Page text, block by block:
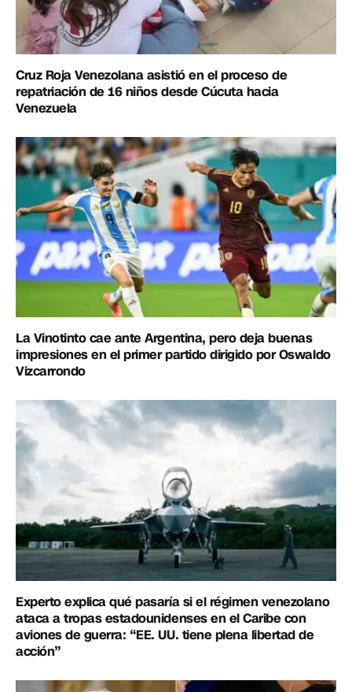
Cruz Roja Venezolana asistió en el proceso de
repatriación de 16 niños desde Cúcuta hacia
Venezuela
La Vinotinto cae ante Argentina, pero deja buenas
impresiones en el primer partido dirigido por Oswaldo
Vizcarrondo
Experto explica qué pasaría si el régimen venezolano
ataca a tropas estadounidenses en el Caribe con
aviones de guerra: “EE. UU. tiene plena libertad de
acción”